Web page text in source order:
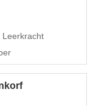
Leerkracht